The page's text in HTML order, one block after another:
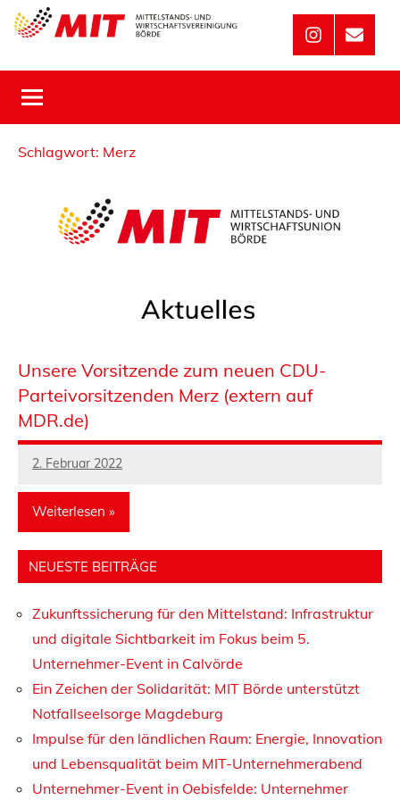
Zum
Inhalt
MIT
Börde
Mittelstands-
und
Instagram
Mail
Schlagwort: Merz
Unsere Vorsitzende zum neuen CDU-
Parteivorsitzenden Merz (extern auf
MDR.de)
2. Februar 2022
admin
Weiterlesen
Uncategorized
NEUESTE BEITRÄGE
Zukunftssicherung für den Mittelstand: Infrastruktur
und digitale Sichtbarkeit im Fokus beim 5.
Unternehmer-Event in Calvörde
Ein Zeichen der Solidarität: MIT Börde unterstützt
Notfallseelsorge Magdeburg
Impulse für den ländlichen Raum: Energie, Innovation
und Lebensqualität beim MIT-Unternehmerabend
Unternehmer-Event in Oebisfelde: Unternehmer